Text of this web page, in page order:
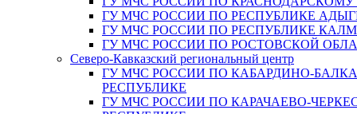
ГУ МЧС РОССИИ ПО РЕСПУБЛИКЕ
ГУ МЧС РОССИИ ПО РЕСПУБЛИКЕ
ГУ МЧС РОССИИ ПО РОСТОВСКОЙ
Северо-Кавказский региональный центр
ГУ МЧС РОССИИ ПО КАБАРДИНО-
РЕСПУБЛИКЕ
ГУ МЧС РОССИИ ПО КАРАЧАЕВО-